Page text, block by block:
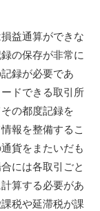
益通算ができな
の保存が非常に
録が必要であ
ドできる取引所
の都度記録を
報を整備するこ
貨をまたいだも
には各取引ごと
算する必要があ
税や延滞税が課